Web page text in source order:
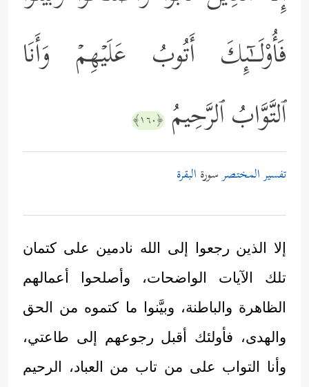
فَأُوْلَــٰۤىِٕكَ أَتُوبُ عَلَیۡهِمۡ وَأَنَا
ٱلتَّوَّابُ ٱلرَّحِیمُ ﴿١٦٠﴾
تفسير المختصرسورة البقرة
إلا الذين رجعوا إلى الله نادمين على كتمان
تلك الآيات الواضحات، وأصلحوا أعمالهم
الظاهرة والباطنة، وبيَّنوا ما كتموه من الحق
والهدى، فأولئك أقبل رجوعهم إلى طاعتي،
وأنا التواب على من تاب من العباد، الرحيم